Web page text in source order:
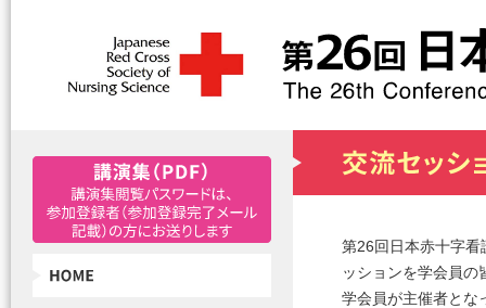
第26回日本赤十字
ッションを学会員の
学会員が主催者とな